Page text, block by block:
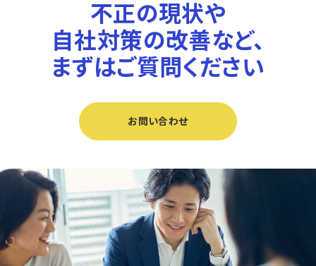
不正の現状や
自社対策の改善など、
まずはご質問ください
お問い合わせ